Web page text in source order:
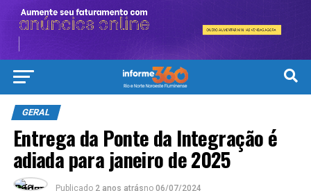
GERAL
Entrega da Ponte da Integração é
adiada para janeiro de 2025
Publicado 2 anos atrásno 06/07/2024